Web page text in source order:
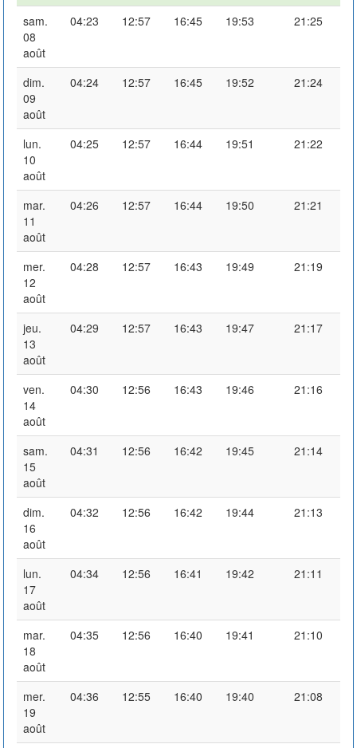
sam.
08
août
04:23 12:57 16:45 19:53 21:25
dim.
09
août
04:24 12:57 16:45 19:52 21:24
lun.
10
août
04:25 12:57 16:44 19:51 21:22
mar.
11
août
04:26 12:57 16:44 19:50 21:21
mer.
12
août
04:28 12:57 16:43 19:49 21:19
jeu.
13
août
04:29 12:57 16:43 19:47 21:17
ven.
14
août
04:30 12:56 16:43 19:46 21:16
sam.
15
août
04:31 12:56 16:42 19:45 21:14
dim.
16
août
04:32 12:56 16:42 19:44 21:13
lun.
17
août
04:34 12:56 16:41 19:42 21:11
mar.
18
août
04:35 12:56 16:40 19:41 21:10
mer.
19
août
04:36 12:55 16:40 19:40 21:08